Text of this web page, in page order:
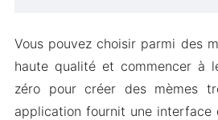
Vous pouvez choisir parmi des
haute qualité et commencer à
zéro pour créer des mèmes
application fournit une interface